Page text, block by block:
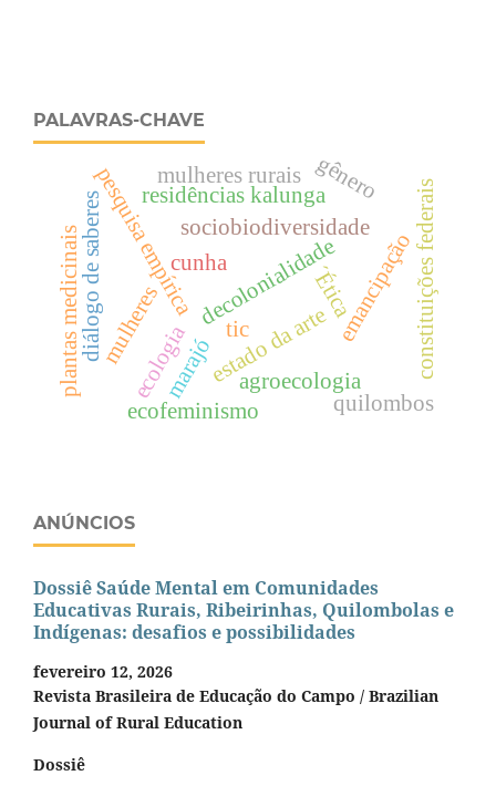
PALAVRAS-CHAVE
decolonialidade
sociobiodiversidade
pesquisa empírica ´Ética
ecologia
mulheres estado da arte
ecofeminismo
agroecologia
residências kalunga
diálogo de saberes emancipação
cunha
mulheres rurais
constituições federais
plantas medicinais
quilombos
gênero
tic
marajó
ANÚNCIOS
Dossiê Saúde Mental em Comunidades
Educativas Rurais, Ribeirinhas, Quilombolas e
Indígenas: desafios e possibilidades
fevereiro 12, 2026
Revista Brasileira de Educação do Campo / Brazilian
Journal of Rural Education
Dossiê